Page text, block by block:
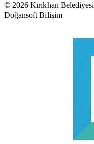
© 2026 Kırıkhan Belediyesi
Doğansoft Bilişim